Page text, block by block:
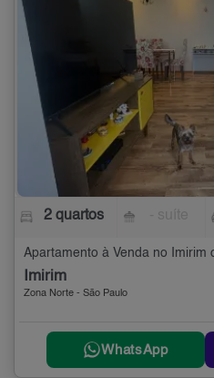
2 quartos
Apartamento à Venda no Imirim
Imirim
Zona Norte - São Paulo
WhatsApp